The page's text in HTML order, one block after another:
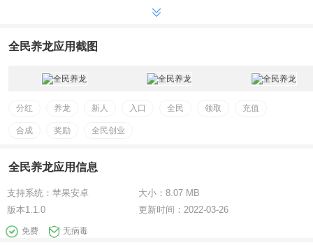
全民养龙应用截图
分红 养龙 新人 入口 全民 领取 充值
合成 奖励 全民创业
全民养龙应用信息
支持系统： 苹果安卓 大小：8.07 MB
版本1.1.0 更新时间：2022-03-26
免费 无病毒